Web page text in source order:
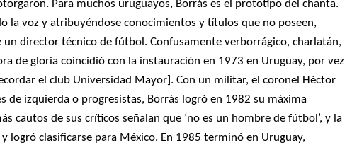
Para muchos uruguayos, Borrás es el prototipo del chanta.
la voz y atribuyéndose conocimientos y títulos que no poseen,
director técnico de fútbol. Confusamente verborrágico, charlatán,
de gloria coincidió con la instauración en 1973 en Uruguay, por vez
el club Universidad Mayor]. Con un militar, el coronel Héctor
de izquierda o progresistas, Borrás logró en 1982 su máxima
cautos de sus críticos señalan que ‘no es un hombre de fútbol’, y la
logró clasificarse para México. En 1985 terminó en Uruguay,